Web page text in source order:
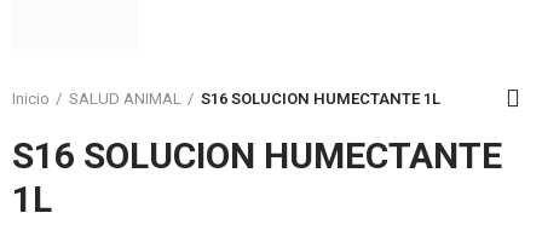
Inicio SALUD ANIMAL S16 SOLUCION HUMECTANTE 1L
S16 SOLUCION HUMECTANTE
1L